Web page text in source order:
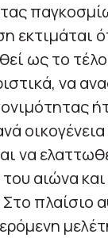
εκτιμάται
ως το
να
οικογένεια
να
αιώνα και
πλαίσιο